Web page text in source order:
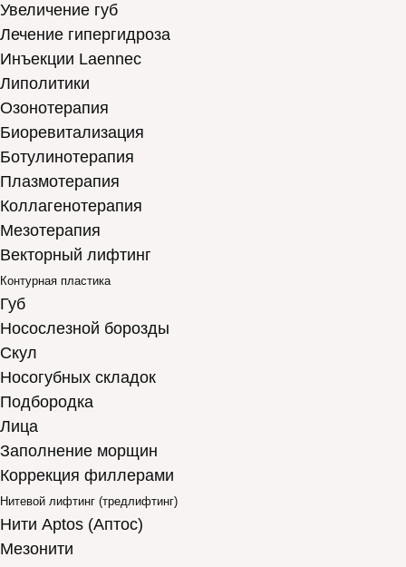
Увеличение губ
Лечение гипергидроза
Инъекции Laennec
Липолитики
Озонотерапия
Биоревитализация
Ботулинотерапия
Плазмотерапия
Коллагенотерапия
Мезотерапия
Векторный лифтинг
Контурная пластика
Губ
Носослезной борозды
Скул
Носогубных складок
Подбородка
Лица
Заполнение морщин
Коррекция филлерами
Нитевой лифтинг (тредлифтинг)
Нити Aptos (Аптос)
Мезонити